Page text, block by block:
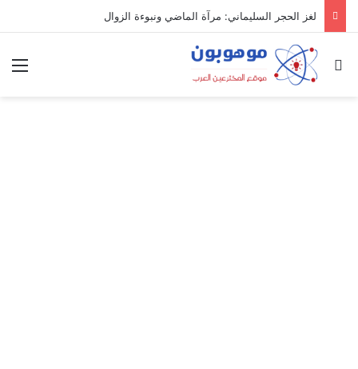
لغز الحجر السليماني: مرآة الماضي ونبوءة الزوال
بحث عن